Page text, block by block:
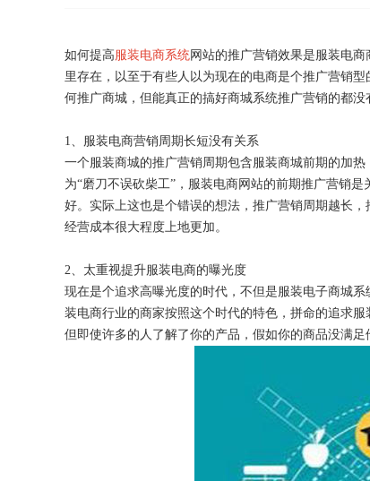
如何提高服装电商系统网站的推广营销效果是服装电
里存在，以至于有些人以为现在的电商是个推广营销
何推广商城，但能真正的搞好商城系统推广营销的都
1、服装电商营销周期长短没有关系
一个服装商城的推广营销周期包含服装商城前期的加
为“磨刀不误砍柴工”，服装电商网站的前期推广营销
好。实际上这也是个错误的想法，推广营销周期越长
经营成本很大程度上地更加。
2、太重视提升服装电商的曝光度
现在是个追求高曝光度的时代，不但是服装电子商城
装电商行业的商家按照这个时代的特色，拼命的追求
但即使许多的人了解了你的产品，假如你的商品没满足
获得产品报价方案
1万个想法不如1次的方案落地
扫码添加[商务总监]沟通方案